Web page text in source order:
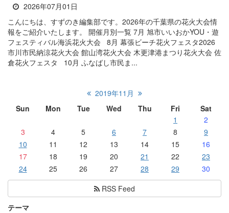
2019年11月
Sun
Mon Tue Wed Thu Fri
Sat
1
2
3
4 5 6 7 8
9
10
11 12 13 14 15
16
17
18 19 20 21 22
23
24
25 26 27 28 29
30
RSS Feed
テーマ
2026年07月01日
こんにちは、すずのき編集部です。2026年の千葉県の花火大会情
報をご紹介いたします。 開催月別一覧 7月 旭市いいおかYOU・遊
フェスティバル海浜花火大会 8月 幕張ビーチ花火フェスタ2026
市川市民納涼花火大会 館山湾花火大会 木更津港まつり花火大会 佐
倉花火フェスタ 10月 ふなばし市民ま...